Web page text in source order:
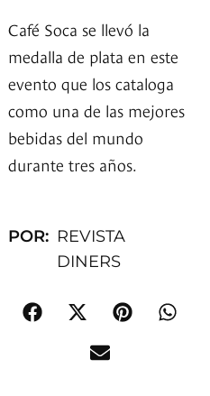
Café Soca se llevó la
medalla de plata en este
evento que los cataloga
como una de las mejores
bebidas del mundo
durante tres años.
POR: REVISTA
DINERS